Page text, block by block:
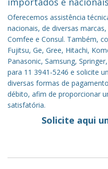
Oferecemos assistência
nacionais, de diversas
Comfee e Consul. Também,
Fujitsu, Ge, Gree, Hitachi,
Panasonic, Samsung,
para 11 3941-5246 e solicite
diversas formas de
débito, afim de proporcionar
satisfatória.
Solicite aqui